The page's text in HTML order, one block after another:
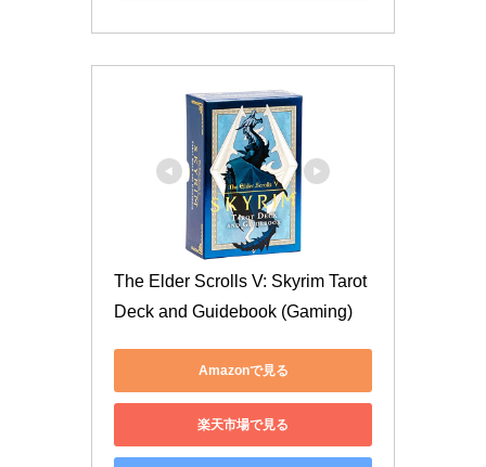
The Elder Scrolls V: Skyrim Tarot
Deck and Guidebook (Gaming)
Amazonで見る
楽天市場で見る